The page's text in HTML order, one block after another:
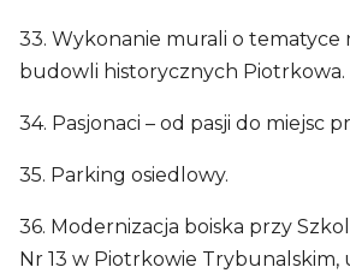
33. Wykonanie murali o tematyce
budowli historycznych Piotrkowa.
34. Pasjonaci – od pasji do miejsc
35. Parking osiedlowy.
36. Modernizacja boiska przy
Nr 13 w Piotrkowie Trybunalskim,